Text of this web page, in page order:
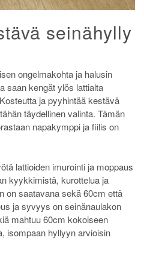
seinähylly
ongelmakohta ja halusin
saan kengät ylös lattialta
ja pyyhintää kestävä
täydellinen valinta. Tämän
napakymppi ja fiilis on
lattioiden imurointi ja moppaus
kyykkimistä, kurottelua ja
on saatavana sekä 60cm että
ja syvyys on seinänaulakon
mahtuu 60cm kokoiseen
isompaan hyllyyn arvioisin